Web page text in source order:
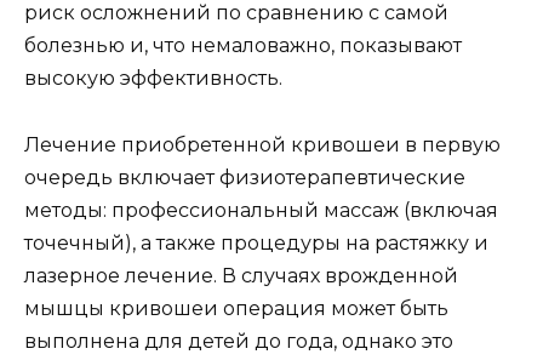
риск осложнений по сравнению с самой
болезнью и, что немаловажно, показывают
высокую эффективность.
Лечение приобретенной кривошеи в первую
очередь включает физиотерапевтические
методы: профессиональный массаж (включая
точечный), а также процедуры на растяжку и
лазерное лечение. В случаях врожденной
мышцы кривошеи операция может быть
выполнена для детей до года, однако это